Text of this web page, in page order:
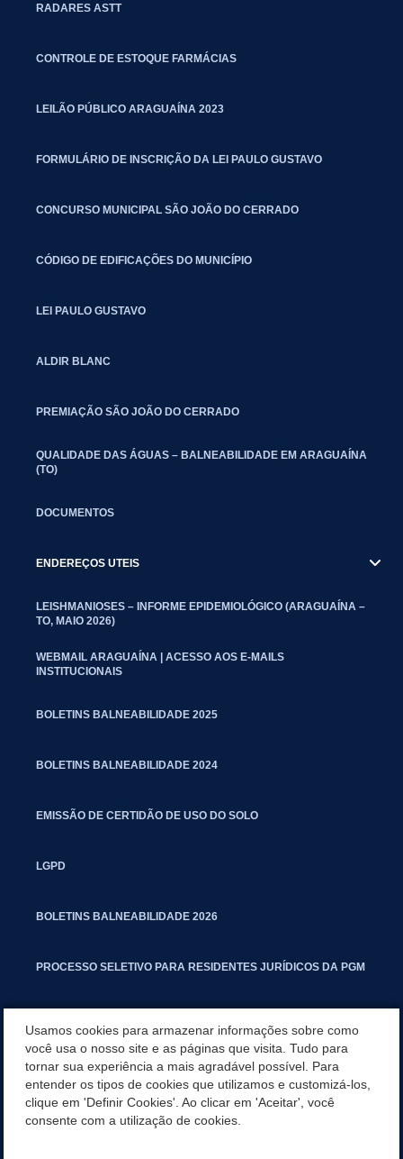
RADARES ASTT
CONTROLE DE ESTOQUE FARMÁCIAS
LEILÃO PÚBLICO ARAGUAÍNA 2023
FORMULÁRIO DE INSCRIÇÃO DA LEI PAULO GUSTAVO
CONCURSO MUNICIPAL SÃO JOÃO DO CERRADO
CÓDIGO DE EDIFICAÇÕES DO MUNICÍPIO
LEI PAULO GUSTAVO
ALDIR BLANC
PREMIAÇÃO SÃO JOÃO DO CERRADO
QUALIDADE DAS ÁGUAS – BALNEABILIDADE EM ARAGUAÍNA
(TO)
DOCUMENTOS
ENDEREÇOS UTEIS
LEISHMANIOSES – INFORME EPIDEMIOLÓGICO (ARAGUAÍNA –
TO, MAIO 2026)
WEBMAIL ARAGUAÍNA | ACESSO AOS E-MAILS
INSTITUCIONAIS
BOLETINS BALNEABILIDADE 2025
BOLETINS BALNEABILIDADE 2024
EMISSÃO DE CERTIDÃO DE USO DO SOLO
LGPD
BOLETINS BALNEABILIDADE 2026
PROCESSO SELETIVO PARA RESIDENTES JURÍDICOS DA PGM
MANUAL DE PROCEDIMENTOS IMOBILIÁRIOS SEINFRA
TURMINHA DO LAGO
Usamos cookies para armazenar informações sobre como
você usa o nosso site e as páginas que visita. Tudo para
tornar sua experiência a mais agradável possível. Para
entender os tipos de cookies que utilizamos e customizá-los,
clique em 'Definir Cookies'. Ao clicar em 'Aceitar', você
consente com a utilização de cookies.